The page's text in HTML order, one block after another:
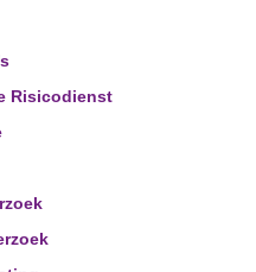
Risicodienst